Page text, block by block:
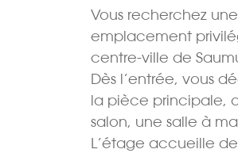
Vous recherchez
emplacement
centre-ville de
Dès l’entrée, vous
la pièce principale,
salon, une salle à
L’étage accueille